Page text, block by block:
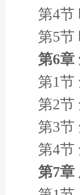
第4节
第5节
第6章
第1节
第2节
第3节
第4节
第7章